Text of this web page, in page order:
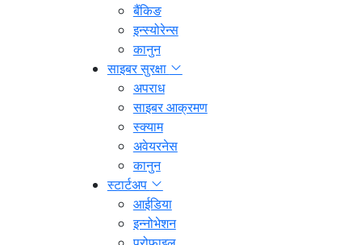
बैंकिङ
इन्स्योरेन्स
कानुन
साइबर सुरक्षा
अपराध
साइबर आक्रमण
स्क्याम
अवेयरनेस
कानुन
स्टार्टअप
आईडिया
इन्नोभेशन